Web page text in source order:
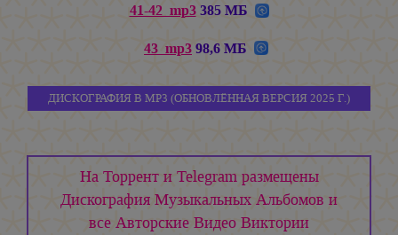
41-42_mp3385 МБ
43_mp398,6 МБ
ДИСКОГРАФИЯ В MP3 (ОБНОВЛЁННАЯ ВЕРСИЯ 2025 Г.)
На Торрент и Telegram размещены
Дискография Музыкальных Альбомов и
все Авторские Видео Виктории